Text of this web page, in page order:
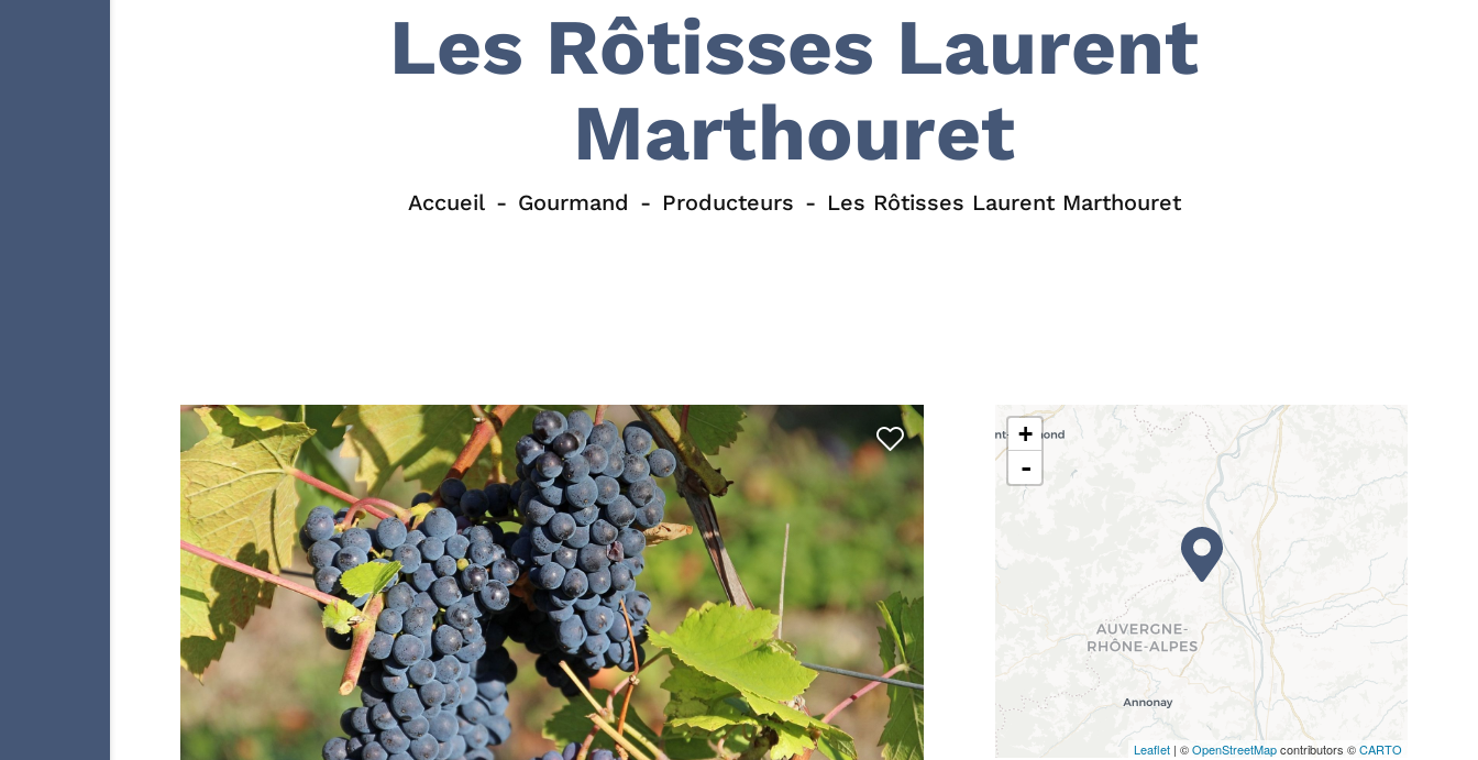
Les Rôtisses Laurent
Marthouret
Accueil Gourmand Producteurs Les Rôtisses Laurent Marthouret
+
-
Leaflet | ©OpenStreetMapcontributors ©CARTO